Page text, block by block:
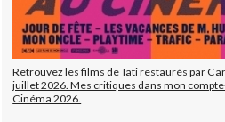
Retrouvez les films de Tati restaurés par
juillet 2026. Mes critiques dans mon
Cinéma 2026.